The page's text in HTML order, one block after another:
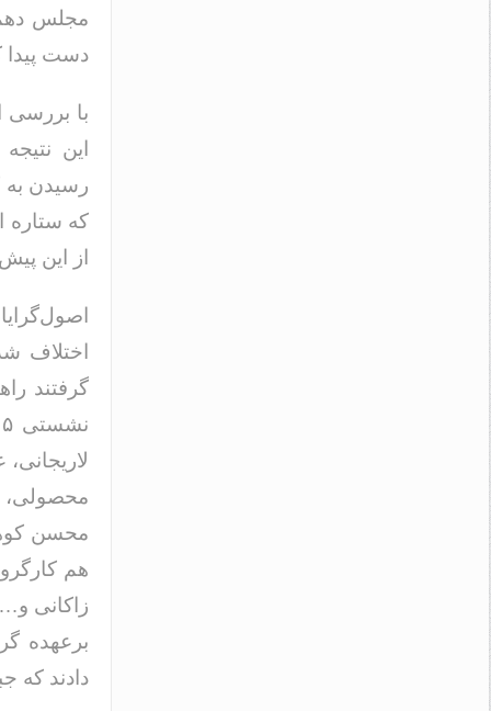
مجلس دهم
دست پیدا
با بررسی
این
رسیدن
که ستاره
از این
اختلاف
گرفتند
محصولی،
محسن
زاکانی
برعهده
دادند که